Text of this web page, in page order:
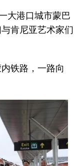
港口城市蒙巴
肯尼亚艺术家们
铁路，一路向